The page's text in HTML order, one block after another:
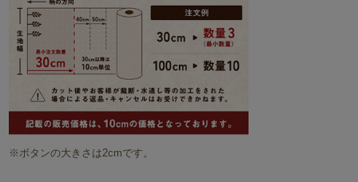
※ボタンの大きさは2cmです。